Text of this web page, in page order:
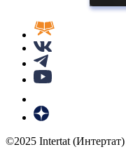
©2025 Intertat (Интертат)